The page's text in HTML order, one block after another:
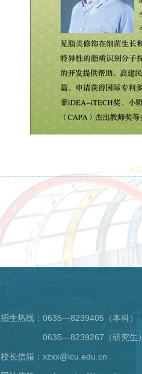
招生热线： 0635—8239405（本科）
0635—8239267（研究生）
校长信箱：xzxx@lcu.edu.cn